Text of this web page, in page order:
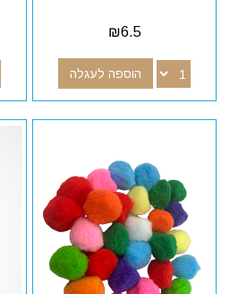
₪6.5
הוספה לעגלה